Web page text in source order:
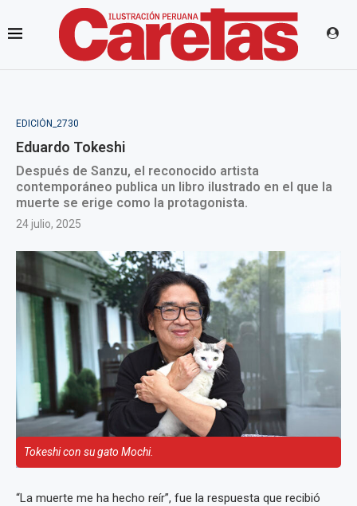
EDICIÓN_2730
Eduardo Tokeshi
Después de Sanzu, el reconocido artista
contemporáneo publica un libro ilustrado en el que la
muerte se erige como la protagonista.
24 julio, 2025
Tokeshi con su gato Mochi.
“La muerte me ha hecho reír”, fue la respuesta que recibió